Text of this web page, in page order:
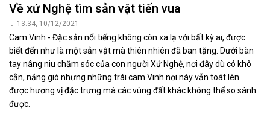
Về xứ Nghệ tìm sản vật tiến vua
13:34, 10/12/2021
Cam Vinh - Đặc sản nổi tiếng không còn xa lạ với bất kỳ ai, được
biết đến như là một sản vật mà thiên nhiên đã ban tặng. Dưới bàn
tay nâng niu chăm sóc của con người Xứ Nghệ, nơi đây dù có khô
cằn, nắng gió nhưng những trái cam Vinh nơi này vẫn toát lên
được hương vị đặc trưng mà các vùng đất khác không thể so sánh
được.